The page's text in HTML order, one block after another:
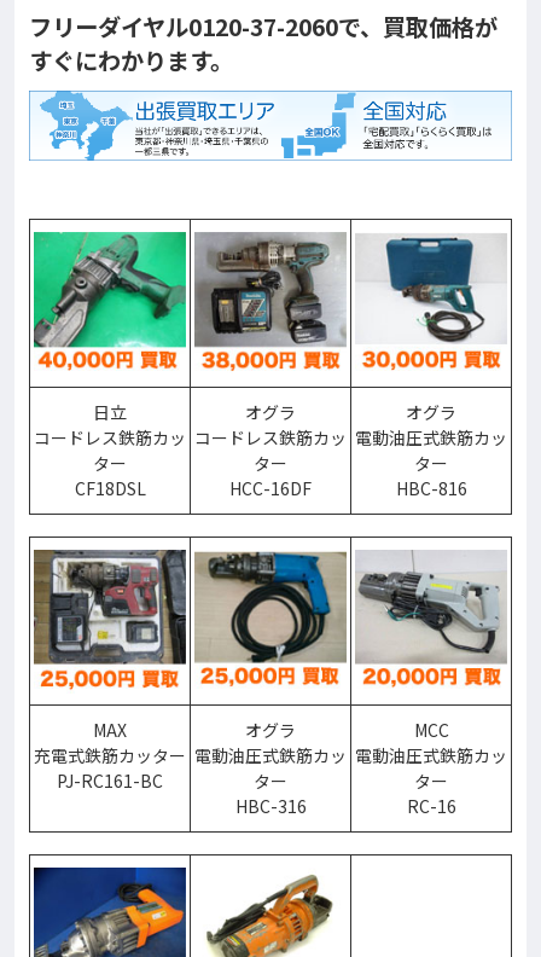
フリーダイヤル0120-37-2060で、買取価格が
すぐにわかります。
日立
コードレス鉄筋カッ
ター
CF18DSL
オグラ
コードレス鉄筋カッ
ター
HCC-16DF
オグラ
電動油圧式鉄筋カッ
ター
HBC-816
MAX
充電式鉄筋カッター
PJ-RC161-BC
オグラ
電動油圧式鉄筋カッ
ター
HBC-316
MCC
電動油圧式鉄筋カッ
ター
RC-16